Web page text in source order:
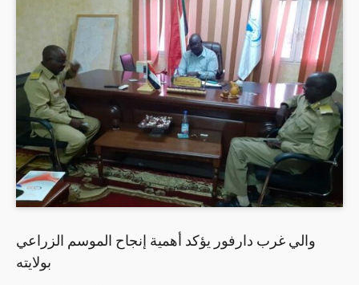
والي غرب دارفور يؤكد أهمية إنجاح الموسم الزراعي
بولايته